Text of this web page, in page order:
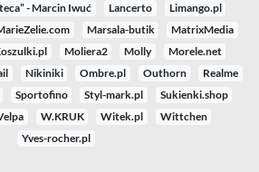
- Marcin Iwuć
Lancerto
Limango.pl
Marsala-butik
MatrixMedia
Moliera2 Molly
Morele.net
Nikiniki Ombre.pl Outhorn
Realme
Sportofino Styl-mark.pl
Sukienki.shop
W.KRUK Witek.pl
Wittchen
Yves-rocher.pl